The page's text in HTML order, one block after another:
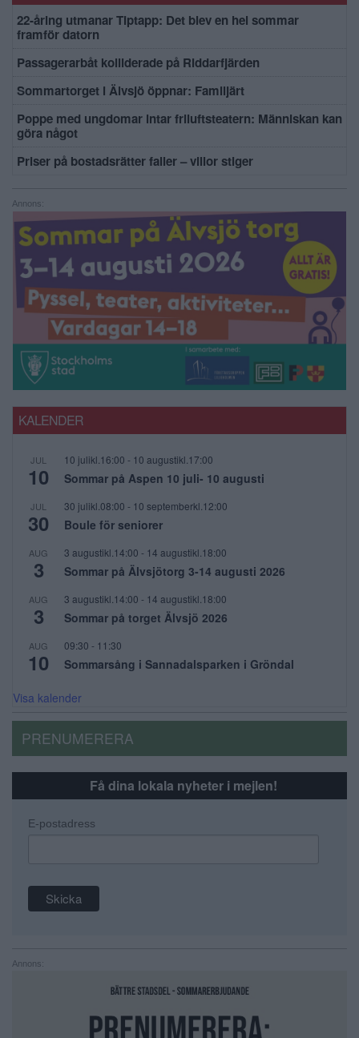
22-åring utmanar Tiptapp: Det blev en hel sommar
framför datorn
Passagerarbåt kolliderade på Riddarfjärden
Sommartorget i Älvsjö öppnar: Familjärt
Poppe med ungdomar intar friluftsteatern: Människan kan
göra något
Priser på bostadsrätter faller – villor stiger
Annons:
KALENDER
JUL
10
10 julikl.16:00 - 10 augustikl.17:00
Sommar på Aspen 10 juli- 10 augusti
JUL
30
30 julikl.08:00 - 10 septemberkl.12:00
Boule för seniorer
AUG
3
3 augustikl.14:00 - 14 augustikl.18:00
Sommar på Älvsjötorg 3-14 augusti 2026
AUG
3
3 augustikl.14:00 - 14 augustikl.18:00
Sommar på torget Älvsjö 2026
AUG
10
09:30 - 11:30
Sommarsång i Sannadalsparken i Gröndal
Visa kalender
PRENUMERERA
Få dina lokala nyheter i mejlen!
E-postadress
Annons: